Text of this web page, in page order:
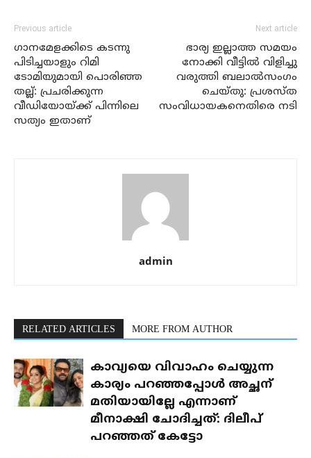
Previous article
ഗാനമേളക്കിടെ കടന്നു
പിടിച്ചയാളും റിമി
ടോമിയുമായി പൊരിഞ്ഞ
തല്ല്: പ്രചരിക്കുന്ന
വീഡിയോയ്ക്ക് പിന്നിലെ
സത്യം ഇതാണ്
Next article
ഭാര്യ ഇല്ലാത്ത സമയം
നോക്കി വീട്ടില്‍ വിളിച്ചു
വരുത്തി ബലാല്‍സംഗം
ചെയ്തു: പ്രശസ്ത
സംവിധായകനെതിരെ നടി
admin
RELATED ARTICLES MORE FROM AUTHOR
കാവ്യയെ വിവാഹം ചെയ്യുന്ന
കാര്യം പറഞ്ഞപ്പോൾ അച്ഛന്
മതിയായില്ലേ എന്നാണ്
മീനാക്ഷി ചോദിച്ചത്: ദിലീപ്
പറഞ്ഞത് കേട്ടോ